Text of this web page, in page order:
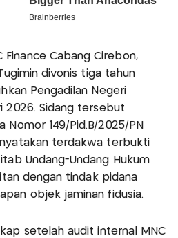
Finance Cabang Cirebon,
divonis tiga tahun
Pengadilan Negeri
2026. Sidang tersebut
149/Pid.B/2025/PN
terdakwa terbukti
Undang-Undang Hukum
dengan tindak pidana
objek jaminan fidusia.
setelah audit internal MNC